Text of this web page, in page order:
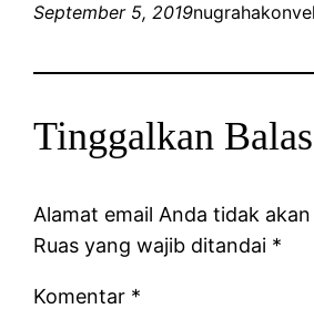
September 5, 2019
Tinggalkan
Alamat email Anda tidak
Ruas yang wajib ditandai *
Komentar *